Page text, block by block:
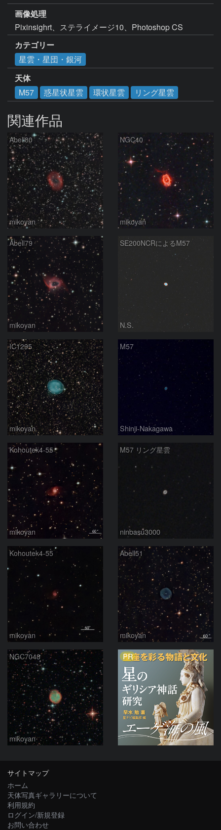
画像処理
Pixinsighrt、ステライメージ10、Photoshop CS
カテゴリー
星雲・星団・銀河
天体
M57
惑星状星雲 環状星雲 リング星雲
関連作品
Abell80
mikoyan
NGC40
mikoyan
Abell79
mikoyan
SE200NCRによるM57
N.S.
IC1295
mikoyan
M57
Shinji-Nakagawa
Kohoutek4-55
mikoyan
M57 リング星雲
ninbasu3000
Kohoutek4-55
mikoyan
Abell51
mikoyan
NGC7048
mikoyan
PR
サイトマップ
ホーム
天体写真ギャラリーについて
利用規約
ログイン/新規登録
お問い合わせ